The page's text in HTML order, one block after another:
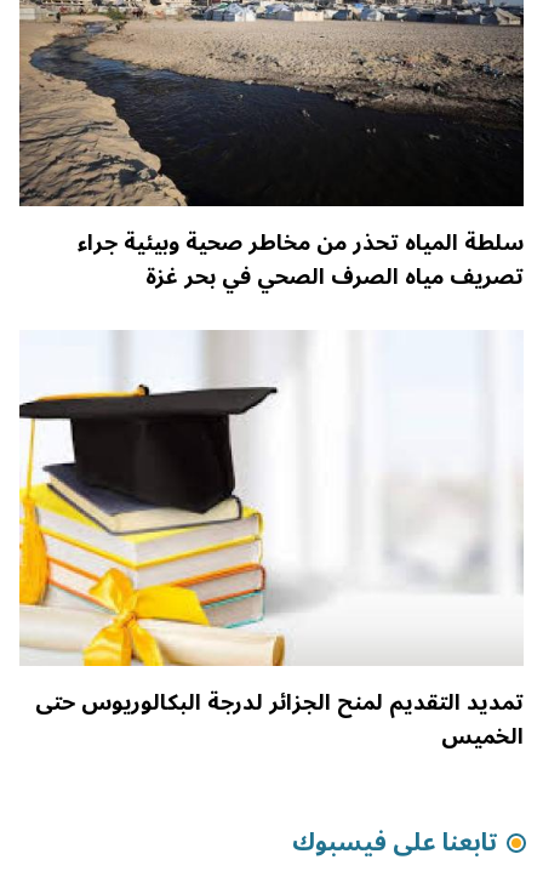
سلطة المياه تحذر من مخاطر صحية وبيئية جراء
تصريف مياه الصرف الصحي في بحر غزة
تمديد التقديم لمنح الجزائر لدرجة البكالوريوس حتى
الخميس
تابعنا على فيسبوك